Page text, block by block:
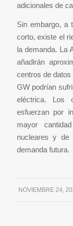
adicionales de
Sin embargo, a
corto, existe el
la demanda. La
añadirán
centros de
GW podrían
eléctrica. Los
esfuerzan por
mayor
nucleares y de
demanda futura.
NOVIEMBRE 24,
/